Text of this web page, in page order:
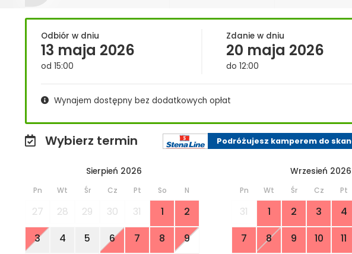
Odbiór w dniu
13 maja 2026
od 15:00
Zdanie w dniu
20 maja 2026
do 12:00
Wynajem dostępny bez dodatkowych opłat
Wybierz termin Podróżujesz kamperem do
Sierpień 2026
Pn Wt Śr Cz Pt So N
27 28 29 30 31 1
2
3
4 5 6 7 8
9
Wrzesień 2026
Pn Wt Śr Cz Pt
31 1 2 3 4
7
8 9 10 11